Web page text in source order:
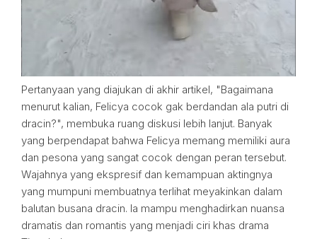
Pertanyaan yang diajukan di akhir artikel, "Bagaimana
menurut kalian, Felicya cocok gak berdandan ala putri di
dracin?", membuka ruang diskusi lebih lanjut. Banyak
yang berpendapat bahwa Felicya memang memiliki aura
dan pesona yang sangat cocok dengan peran tersebut.
Wajahnya yang ekspresif dan kemampuan aktingnya
yang mumpuni membuatnya terlihat meyakinkan dalam
balutan busana dracin. Ia mampu menghadirkan nuansa
dramatis dan romantis yang menjadi ciri khas drama